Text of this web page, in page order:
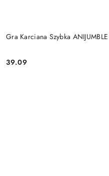
Gra Karciana Szybka
Cena:
39.09